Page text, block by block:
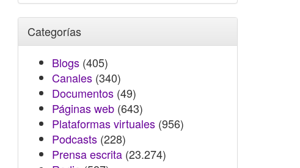
Categorías
Blogs (405)
Canales (340)
Documentos (49)
Páginas web (643)
Plataformas virtuales (956)
Podcasts (228)
Prensa escrita (23.274)